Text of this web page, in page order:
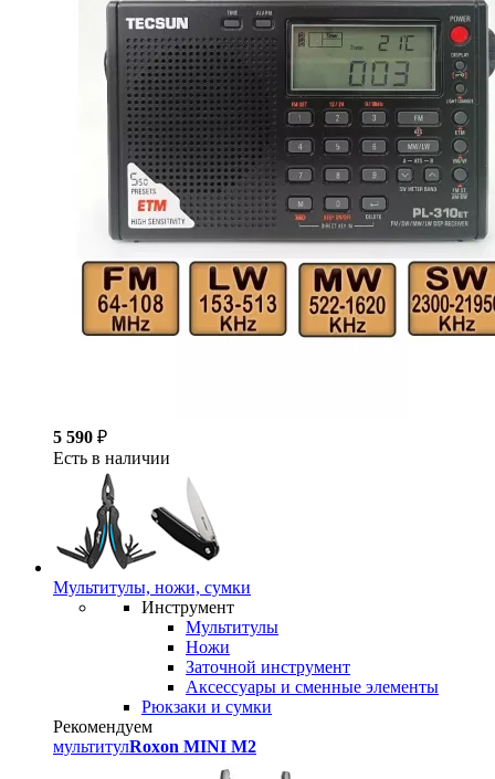
5 590 ₽
Есть в наличии
Мультитулы, ножи, сумки
Инструмент
Мультитулы
Ножи
Заточной инструмент
Аксессуары и сменные элементы
Рюкзаки и сумки
Рекомендуем
мультитулRoxon MINI M2